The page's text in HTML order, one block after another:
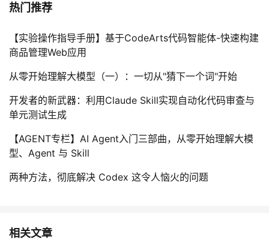
热门推荐
【实验操作指导手册】基于CodeArts代码智能体-快速构建
商品管理Web应用
从零开始理解大模型（一）：一切从"猜下一个词"开始
开发者的新武器：利用Claude Skill实现自动化代码审查与
单元测试生成
【AGENT专栏】AI Agent入门三部曲，从零开始理解大模
型、Agent 与 Skill
两种方法，彻底解决 Codex 这令人恼火的问题
相关文章